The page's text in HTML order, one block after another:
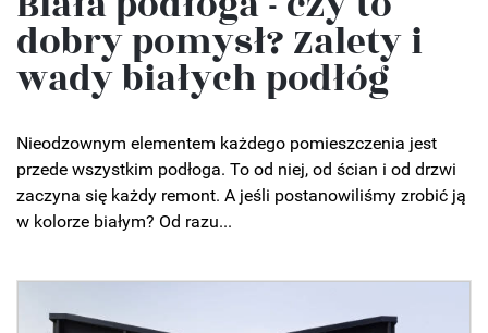
dobry pomysł? Zalety i
wady białych podłóg
Nieodzownym elementem każdego pomieszczenia jest
przede wszystkim podłoga. To od niej, od ścian i od drzwi
zaczyna się każdy remont. A jeśli postanowiliśmy zrobić ją
w kolorze białym? Od razu...